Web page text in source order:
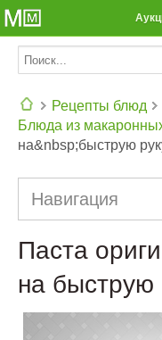
Рецепты блюд
Блюда из
на&nbsp;быструю
Навигация
Паста
на быструю